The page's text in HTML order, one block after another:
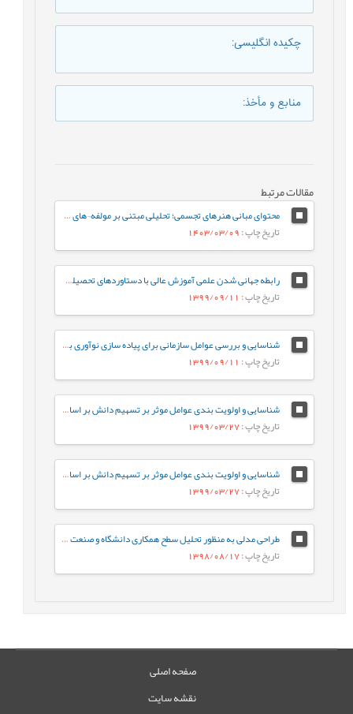
چکیده انگلیسی:
منابع و مأخذ:
مقالات مرتبط
محتوای مبانی هنرهای تجسمی؛ تحلیلی مبتنی بر مولفه¬های کارآفرینی
تاریخ چاپ: 1403/03/09
رابطه جهانی شدن علمی آموزش عالی با دستاوردهای تحصیلی دانشجویان دانشگاه سمنان
تاریخ چاپ: 1399/09/11
شناسایی و بررسی عوامل سازمانی برای پیاده سازی نوآوری باز در دانشگاه های ایران
تاریخ چاپ: 1399/09/11
شناسایی و اولویت بندی عوامل موثر بر تسهیم دانش بر اساس تحلیل سلسله مراتبی(AHP) (مطالعه موردی گروه صنعتی سایپا)
تاریخ چاپ: 1399/03/27
شناسایی و اولویت بندی عوامل موثر بر تسهیم دانش بر اساس تحلیل سلسله مراتبی(AHP) (مطالعه موردی گروه صنعتی سایپا)
تاریخ چاپ: 1399/03/27
طراحی مدلی به منظور تحلیل سطح همکاری دانشگاه و صنعت با استفاده از مدل سازی ساختاری تفسیری(ISM)
تاریخ چاپ: 1398/08/17
صفحه اصلی
نقشه سایت